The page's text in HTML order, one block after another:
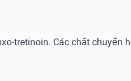
tretinoin. Các chất